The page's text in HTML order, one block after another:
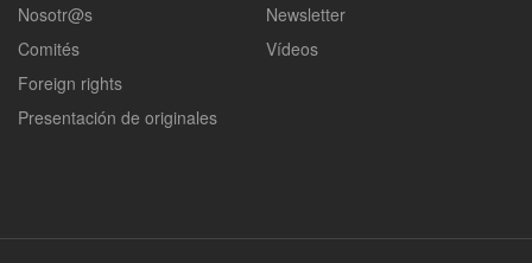
Nosotr@s
Comités
Foreign rights
Presentación de originales
Newsletter
Vídeos